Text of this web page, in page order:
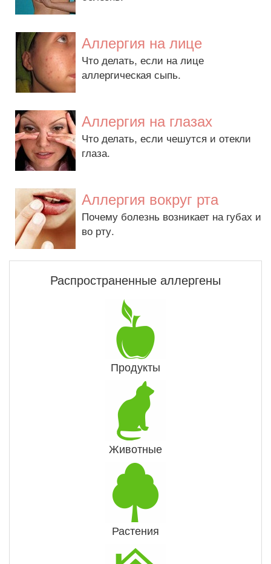
Аллергия на лице
Что делать, если на лице
аллергическая сыпь.
Аллергия на глазах
Что делать, если чешутся и отекли
глаза.
Аллергия вокруг рта
Почему болезнь возникает на губах и
во рту.
Распространенные аллергены
Продукты
Животные
Растения